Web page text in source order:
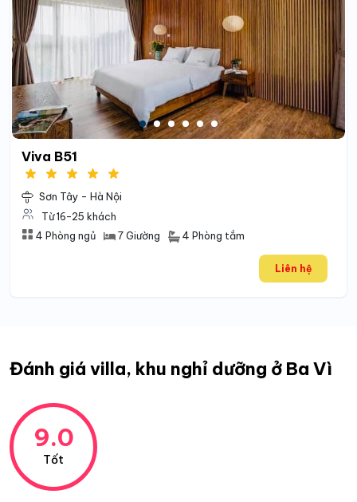
Viva B51
Sơn Tây - Hà Nội
Từ 16-25 khách
4 Phòng ngủ
7 Giường 4 Phòng tắm
Liên hệ
Đánh giá villa, khu nghỉ dưỡng ở Ba Vì
9.0
Tốt